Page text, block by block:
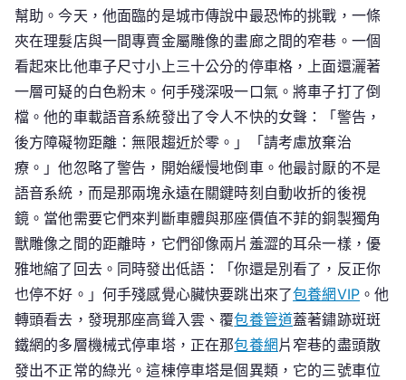
幫助。今天，他面臨的是城市傳說中最恐怖的挑戰，一條
夾在理髮店與一間專賣金屬雕像的畫廊之間的窄巷。一個
看起來比他車子尺寸小上三十公分的停車格，上面還灑著
一層可疑的白色粉末。何手殘深吸一口氣。將車子打了倒
檔。他的車載語音系統發出了令人不快的女聲：「警告，
後方障礙物距離：無限趨近於零。」「請考慮放棄治
療。」他忽略了警告，開始緩慢地倒車。他最討厭的不是
語音系統，而是那兩塊永遠在關鍵時刻自動收折的後視
鏡。當他需要它們來判斷車體與那座價值不菲的銅製獨角
獸雕像之間的距離時，它們卻像兩片羞澀的耳朵一樣，優
雅地縮了回去。同時發出低語：「你還是別看了，反正你
也停不好。」何手殘感覺心臟快要跳出來了包養網VIP 。他
轉頭看去，發現那座高聳入雲、覆包養管道蓋著鏽跡斑斑
鐵網的多層機械式停車塔，正在那包養網 片窄巷的盡頭散
發出不正常的綠光。這棟停車塔是個異類，它的三號車位